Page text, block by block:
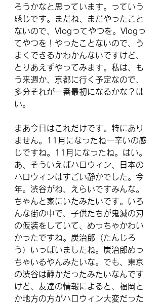
ろうかなと思っています。っていう
感じです。まだね、まだやったこと
ないので、Vlogってやつを。Vlogっ
てやつを！やったことないので、う
まくできるかわかんないですけど、
とりあえずやってみます。私は、も
う来週か、京都に行く予定なので、
多分それが一番最初になるかな？は
い。
まあ今日はこれだけです。特にあり
ません。11月になったねー辛いの感
じですね。11月になったね。はい。
あ、そういえばハロウィン、日本の
ハロウィンはすごい静かでした。今
年。渋谷がね、えらいですみんな。
ちゃんと家にいたみたいです。いろ
んな街の中で、子供たちが鬼滅の刃
の仮装をしていて、めっちゃかわい
かったですね。炭治郎（たんじろ
う）いっぱいましたね。炭治郎めっ
ちゃいるやんみたいな。でも、東京
の渋谷は静かだったみたいなんです
けど、友達の情報によると、福岡と
か地方の方がハロウィン大変だった